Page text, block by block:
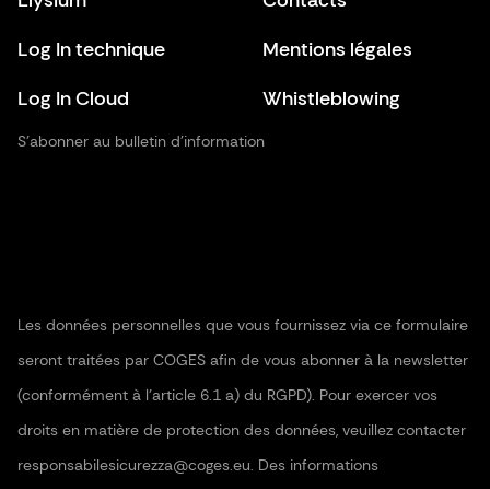
Log In technique
Log In Cloud
Mentions légales
Whistleblowing
S’abonner au bulletin d’information
Les données personnelles que vous fournissez via ce formulaire
seront traitées par COGES afin de vous abonner à la newsletter
(conformément à l'article 6.1 a) du RGPD). Pour exercer vos
droits en matière de protection des données, veuillez contacter
responsabilesicurezza@coges.eu. Des informations